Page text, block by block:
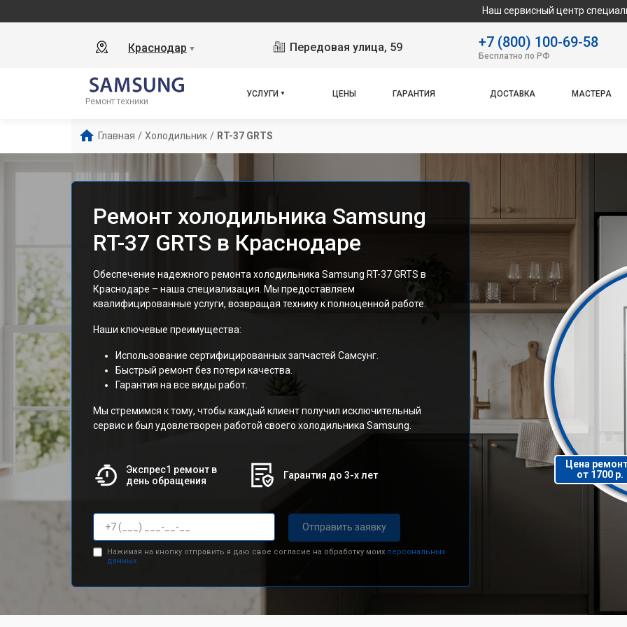
Наш сервисный центр специализируется
Краснодар ▼ Передовая улица, 59 +7 (800) 100-69-58
Бесплатно по РФ
Ремонт техники
УСЛУГИ ЦЕНЫ ГАРАНТИЯ ДОСТАВКА МАСТЕРА
Главная / Холодильник / RT-37 GRTS
Ремонт холодильника Samsung
RT-37 GRTS в Краснодаре
Обеспечение надежного ремонта холодильника Samsung RT-37 GRTS в
Краснодаре – наша специализация. Мы предоставляем
квалифицированные услуги, возвращая технику к полноценной работе.
Наши ключевые преимущества:
Использование сертифицированных запчастей Самсунг.
Быстрый ремонт без потери качества.
Гарантия на все виды работ.
Мы стремимся к тому, чтобы каждый клиент получил исключительный
сервис и был удовлетворен работой своего холодильника Samsung.
Экспрес1 ремонт в
день обращения
Гарантия до 3-х лет
Отправить заявку
Нажимая на кнопку отправить я даю свое согласие на обработку моих персональных
данных.
Цена
от 1700 р.